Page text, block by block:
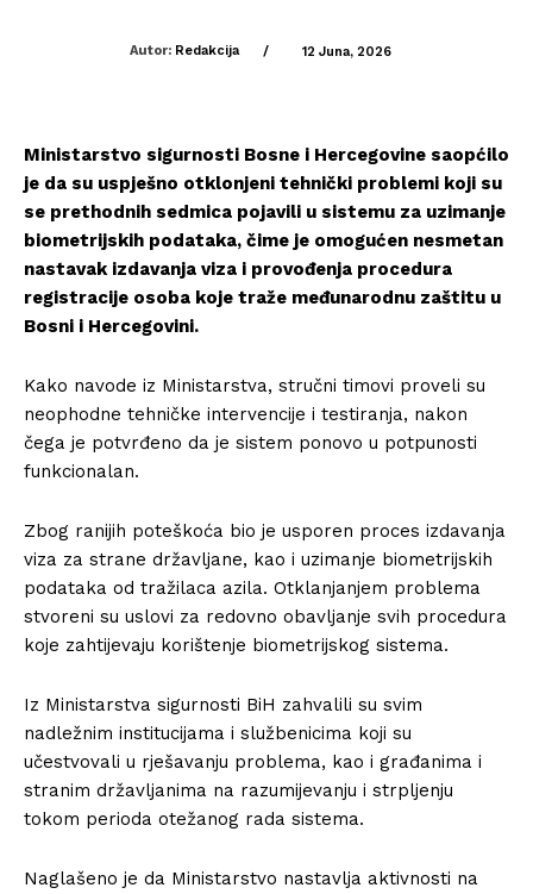
Autor: Redakcija / 12 Juna, 2026
Ministarstvo sigurnosti Bosne i Hercegovine saopćilo
je da su uspješno otklonjeni tehnički problemi koji su
se prethodnih sedmica pojavili u sistemu za uzimanje
biometrijskih podataka, čime je omogućen nesmetan
nastavak izdavanja viza i provođenja procedura
registracije osoba koje traže međunarodnu zaštitu u
Bosni i Hercegovini.
Kako navode iz Ministarstva, stručni timovi proveli su
neophodne tehničke intervencije i testiranja, nakon
čega je potvrđeno da je sistem ponovo u potpunosti
funkcionalan.
Zbog ranijih poteškoća bio je usporen proces izdavanja
viza za strane državljane, kao i uzimanje biometrijskih
podataka od tražilaca azila. Otklanjanjem problema
stvoreni su uslovi za redovno obavljanje svih procedura
koje zahtijevaju korištenje biometrijskog sistema.
Iz Ministarstva sigurnosti BiH zahvalili su svim
nadležnim institucijama i službenicima koji su
učestvovali u rješavanju problema, kao i građanima i
stranim državljanima na razumijevanju i strpljenju
tokom perioda otežanog rada sistema.
Naglašeno je da Ministarstvo nastavlja aktivnosti na